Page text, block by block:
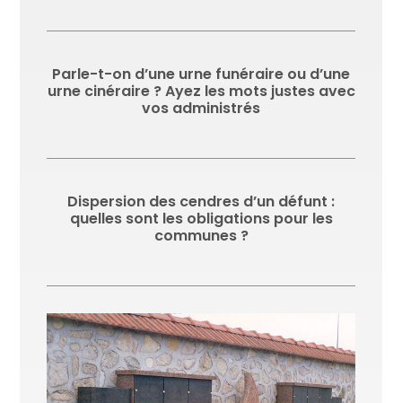
Parle-t-on d’une urne funéraire ou d’une
urne cinéraire ? Ayez les mots justes avec
vos administrés
Dispersion des cendres d’un défunt :
quelles sont les obligations pour les
communes ?